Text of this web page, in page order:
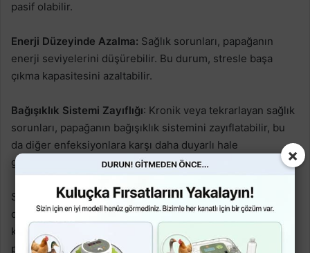
pasif olabilir.
Enerji Düzeyinde Azalma: Sağlık sorunları, papağanın
enerji seviyelerini düşürebilir. Bu durum, stresle başa
çıkma kapasitesini azaltabilir.
Bağışıklık Sistemi Zayıflığı: Kronik veya tekrarlayan sağlık
sorunları, papağanın bağışıklık sistemini zayıflatabilir, bu
da diğer enfeksiyonlara karşı daha duyarlı hale
gelmelerine neden olabilir.
Sultan papağanlarında görülen herhangi bir davranış
değişikliği veya fiziksel belirti, derhal bir veteriner
kontrolünü gerektirebilir. Düzenli veteriner kontrolleri,
papağanın sağlığını izlemek ve potansiyel sorunları erken
×